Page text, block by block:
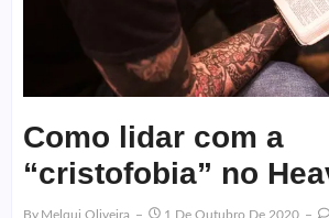
Como lidar com a
“cristofobia” no
By Melqui Oliveira 1 De Outubro De 2020